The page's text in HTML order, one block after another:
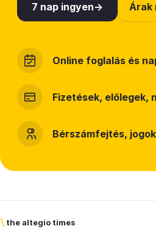
7 nap ingyen Árak
Online foglalás és
Fizetések, előlegek,
Bérszámfejtés,
\ the altegio times